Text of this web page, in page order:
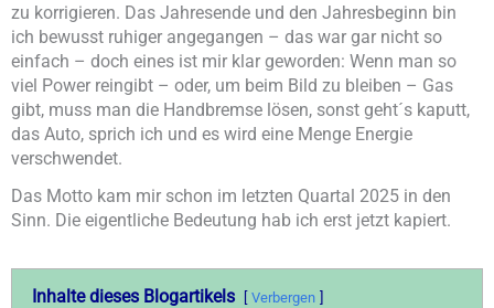
zu korrigieren. Das Jahresende und den Jahresbeginn bin
ich bewusst ruhiger angegangen – das war gar nicht so
einfach – doch eines ist mir klar geworden: Wenn man so
viel Power reingibt – oder, um beim Bild zu bleiben – Gas
gibt, muss man die Handbremse lösen, sonst geht´s kaputt,
das Auto, sprich ich und es wird eine Menge Energie
verschwendet.
Das Motto kam mir schon im letzten Quartal 2025 in den
Sinn. Die eigentliche Bedeutung hab ich erst jetzt kapiert.
Inhalte dieses Blogartikels Verbergen